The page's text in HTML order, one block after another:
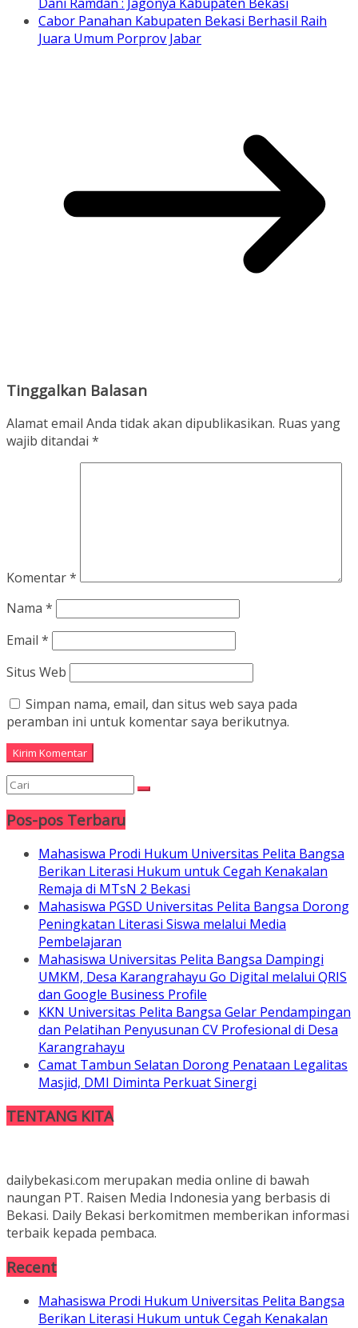
Cabor Panahan Kabupaten Bekasi Berhasil Raih
Juara Umum Porprov Jabar
Tinggalkan Balasan
Alamat email Anda tidak akan dipublikasikan. Ruas yang
wajib ditandai *
Komentar*
Nama *
Email *
Situs Web
Simpan nama, email, dan situs web saya pada
peramban ini untuk komentar saya berikutnya.
Pos-pos Terbaru
Mahasiswa Prodi Hukum Universitas Pelita Bangsa
Berikan Literasi Hukum untuk Cegah Kenakalan
Remaja di MTsN 2 Bekasi
Mahasiswa PGSD Universitas Pelita Bangsa Dorong
Peningkatan Literasi Siswa melalui Media
Pembelajaran
Mahasiswa Universitas Pelita Bangsa Dampingi
UMKM, Desa Karangrahayu Go Digital melalui QRIS
dan Google Business Profile
KKN Universitas Pelita Bangsa Gelar Pendampingan
dan Pelatihan Penyusunan CV Profesional di Desa
Karangrahayu
Camat Tambun Selatan Dorong Penataan Legalitas
Masjid, DMI Diminta Perkuat Sinergi
TENTANG KITA
dailybekasi.com merupakan media online di bawah
naungan PT. Raisen Media Indonesia yang berbasis di
Bekasi. Daily Bekasi berkomitmen memberikan informasi
terbaik kepada pembaca.
Recent
Mahasiswa Prodi Hukum Universitas Pelita Bangsa
Berikan Literasi Hukum untuk Cegah Kenakalan